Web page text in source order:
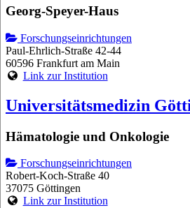
Georg-Speyer-Haus
Forschungseinrichtungen
Paul-Ehrlich-Straße 42-44
60596 Frankfurt am Main
Link zur Institution
Universitätsmedizin
Hämatologie und Onkologie
Forschungseinrichtungen
Robert-Koch-Straße 40
37075 Göttingen
Link zur Institution